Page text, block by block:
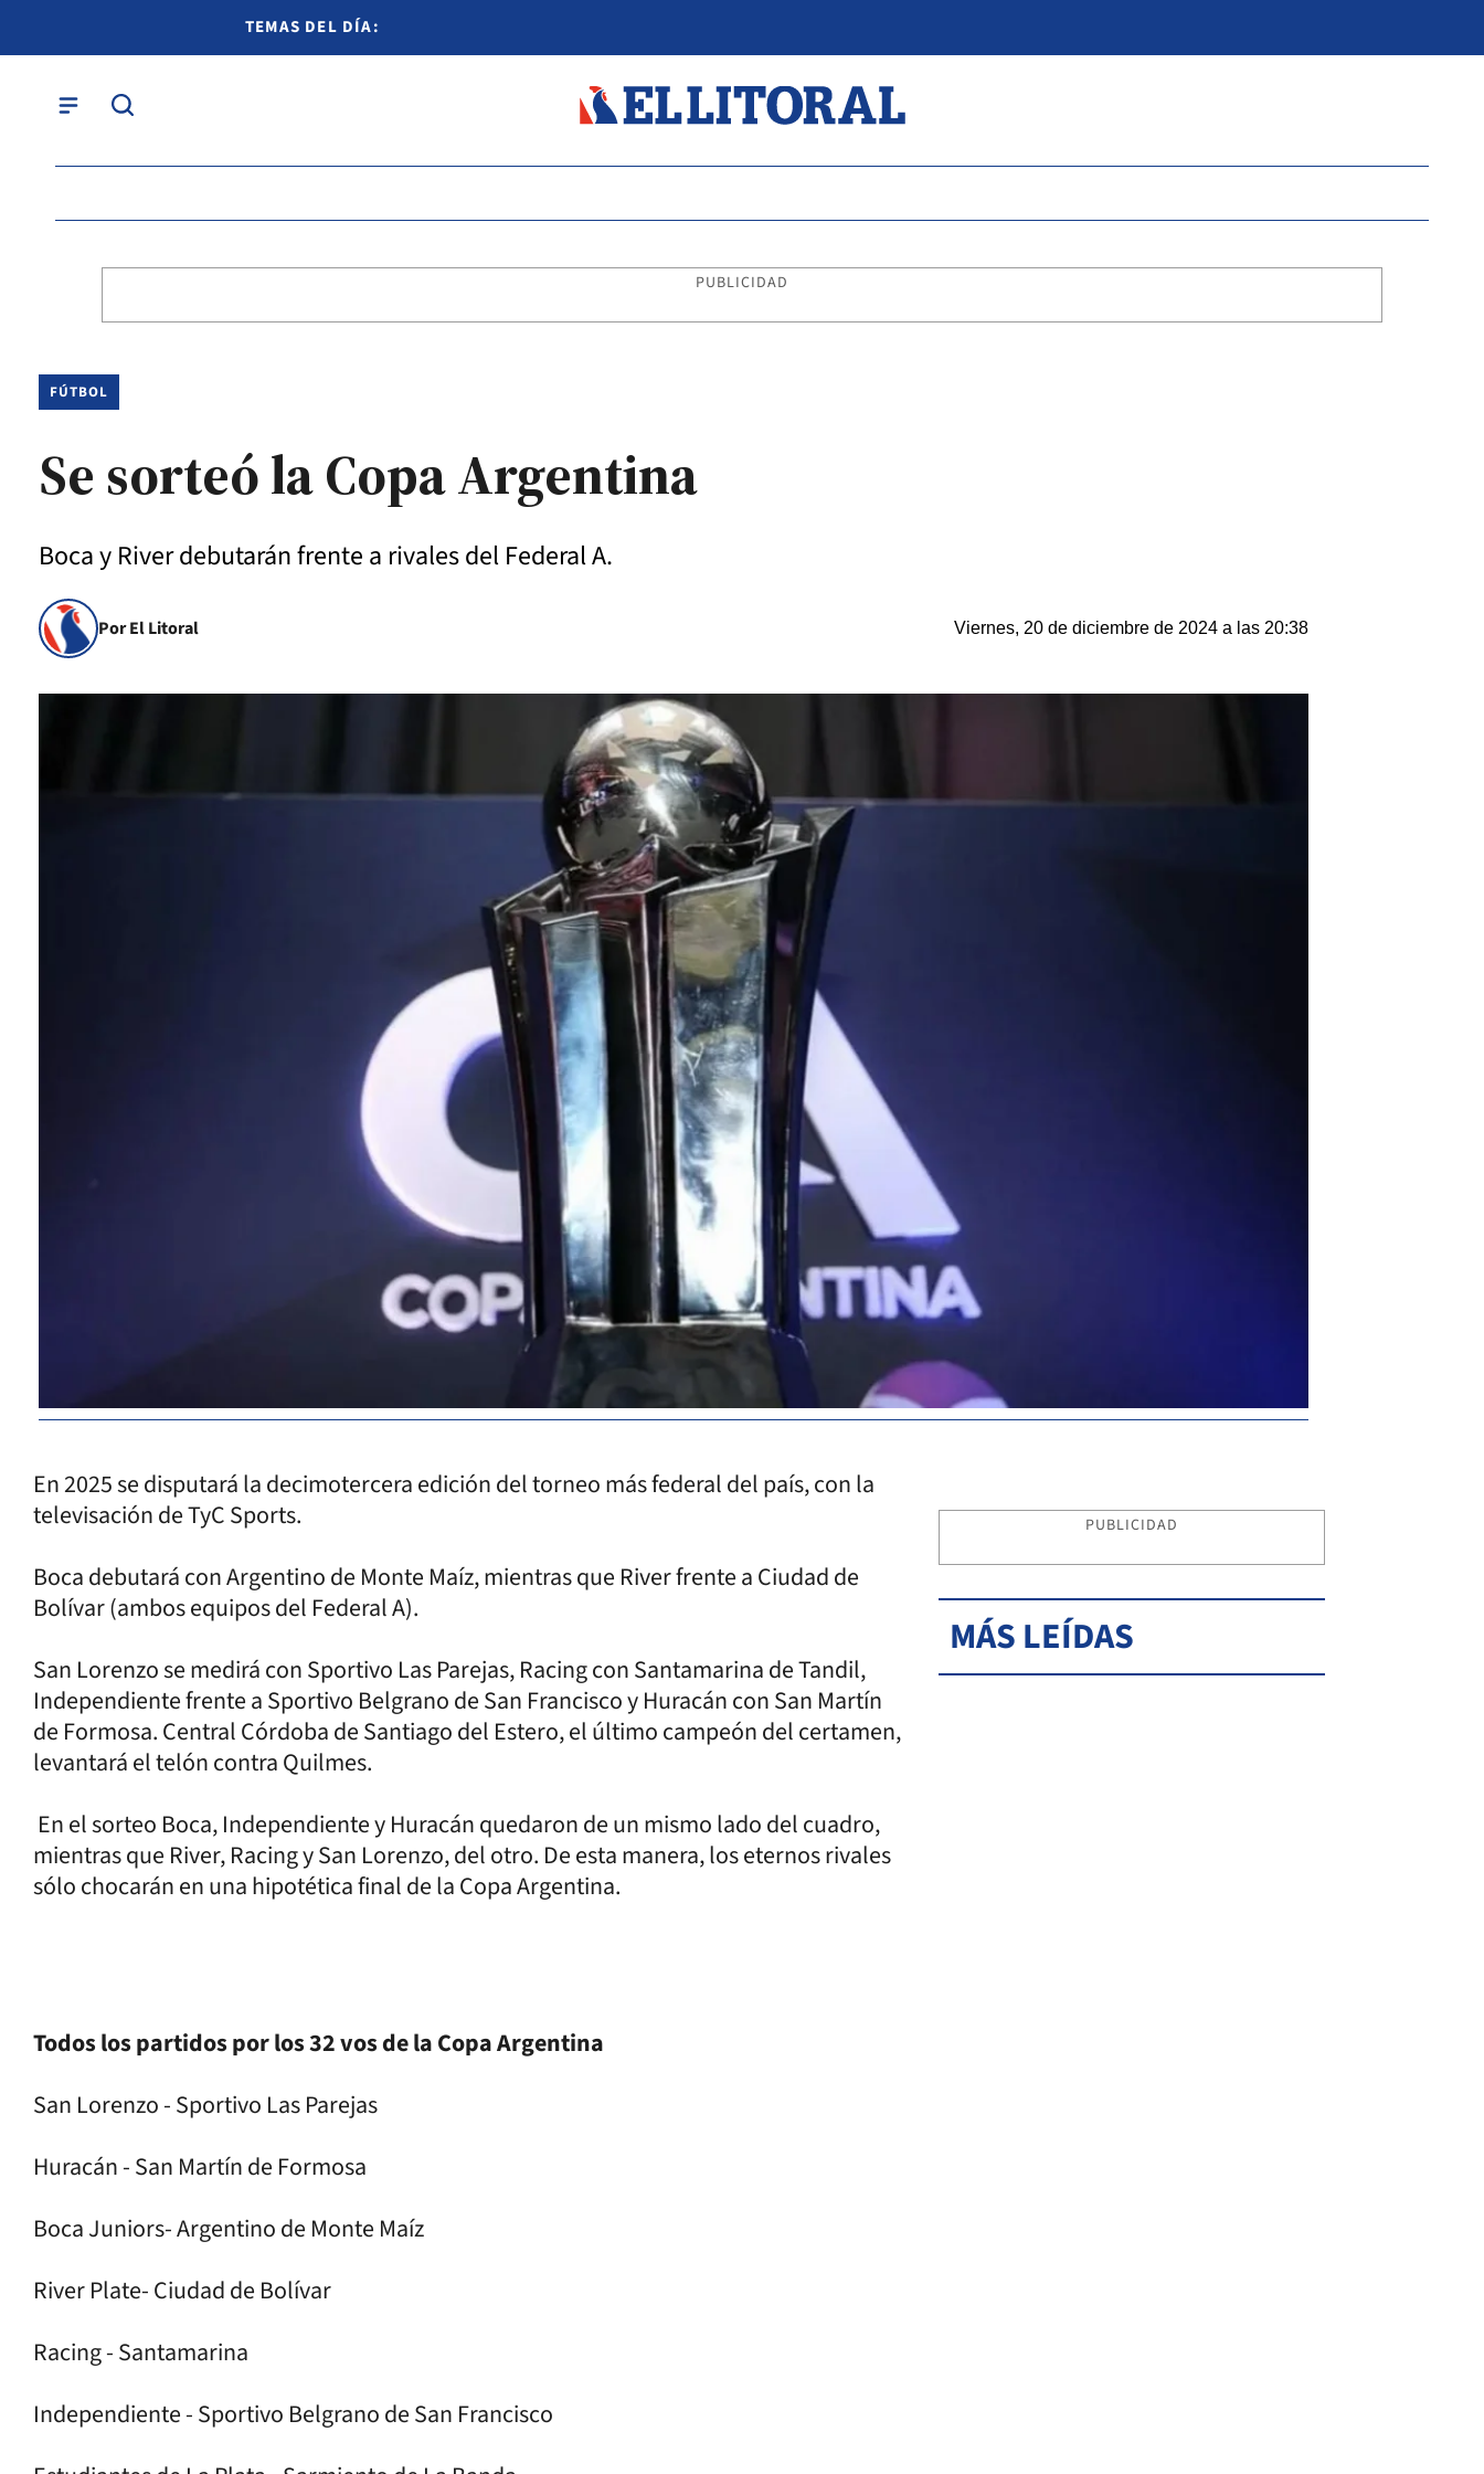
TEMAS DEL DÍA:
PUBLICIDAD
FÚTBOL
Se sorteó la Copa Argentina
Boca y River debutarán frente a rivales del Federal A.
Por El Litoral Viernes, 20 de diciembre de 2024 a las 20:38
En 2025 se disputará la decimotercera edición del torneo más federal del país, con la
televisación de TyC Sports.
Boca debutará con Argentino de Monte Maíz, mientras que River frente a Ciudad de
Bolívar (ambos equipos del Federal A).
San Lorenzo se medirá con Sportivo Las Parejas, Racing con Santamarina de Tandil,
Independiente frente a Sportivo Belgrano de San Francisco y Huracán con San Martín
de Formosa. Central Córdoba de Santiago del Estero, el último campeón del certamen,
levantará el telón contra Quilmes.
En el sorteo Boca, Independiente y Huracán quedaron de un mismo lado del cuadro,
mientras que River, Racing y San Lorenzo, del otro. De esta manera, los eternos rivales
sólo chocarán en una hipotética final de la Copa Argentina.
Todos los partidos por los 32 vos de la Copa Argentina
San Lorenzo - Sportivo Las Parejas
Huracán - San Martín de Formosa
Boca Juniors- Argentino de Monte Maíz
River Plate- Ciudad de Bolívar
Racing - Santamarina
Independiente - Sportivo Belgrano de San Francisco
PUBLICIDAD
MÁS LEÍDAS